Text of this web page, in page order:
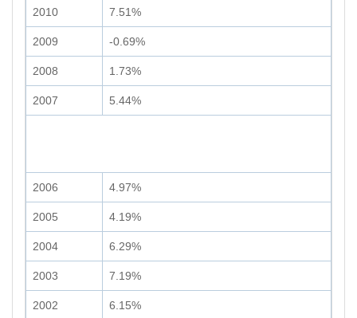
2010 7.51%
2009 -0.69%
2008 1.73%
2007 5.44%
2006 4.97%
2005 4.19%
2004 6.29%
2003 7.19%
2002 6.15%